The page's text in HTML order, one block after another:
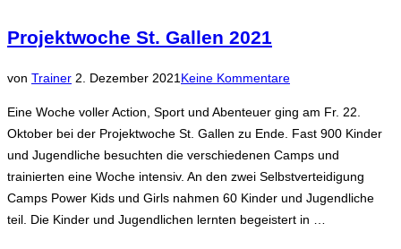
Projektwoche St. Gallen 2021
von TrainerVeröffentlicht
2. Dezember 2021 Keine Kommentare
Eine Woche voller Action, Sport und Abenteuer ging am Fr. 22.
Oktober bei der Projektwoche St. Gallen zu Ende. Fast 900 Kinder
und Jugendliche besuchten die verschiedenen Camps und
trainierten eine Woche intensiv. An den zwei Selbstverteidigung
Camps Power Kids und Girls nahmen 60 Kinder und Jugendliche
teil. Die Kinder und Jugendlichen lernten begeistert in …